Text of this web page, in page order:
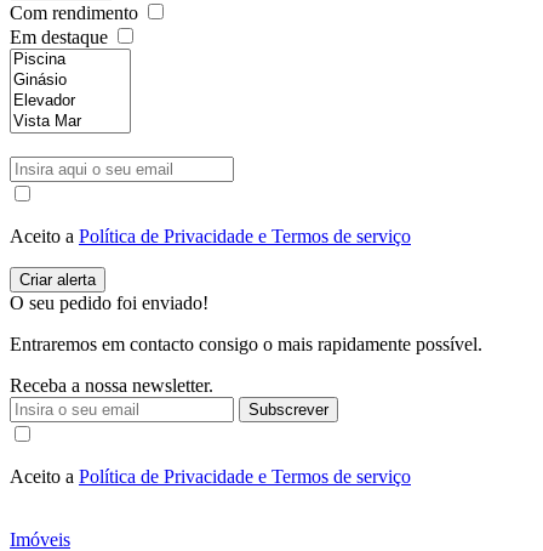
Com rendimento
Em destaque
Aceito a Política de Privacidade e Termos de serviço
O seu pedido foi enviado!
Entraremos em contacto consigo o mais rapidamente possível.
Receba a nossa newsletter.
Subscrever
Aceito a Política de Privacidade e Termos de serviço
Imóveis